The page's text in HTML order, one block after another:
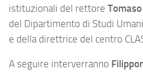
istituzionali del rettore
del Dipartimento di Studi
e della direttrice del centro
A seguire interverranno